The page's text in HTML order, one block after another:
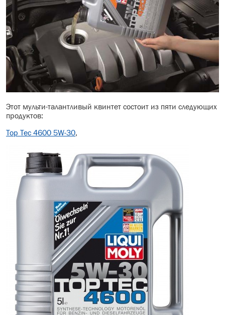
Этот мульти-талантливый квинтет состоит из пяти следующих
продуктов:
Top Tec 4600 5W-30,